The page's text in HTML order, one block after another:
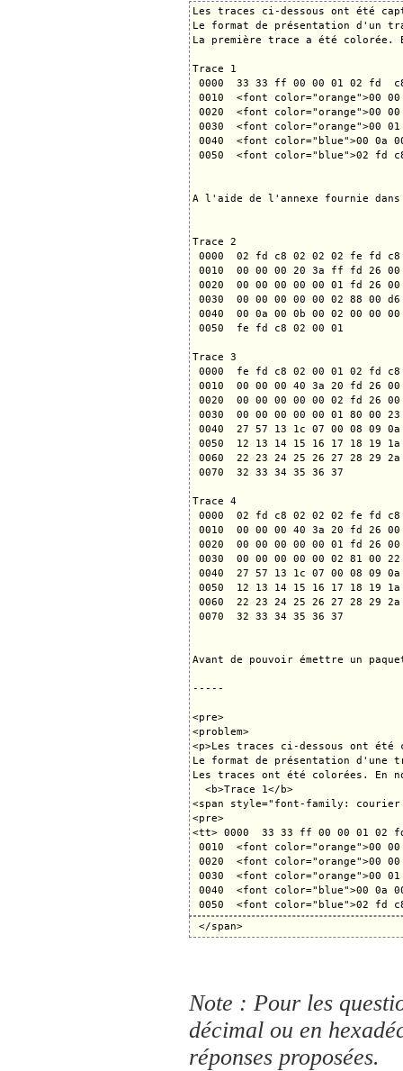
Les traces ci-dessous ont été
Le format de présentation d'un
La première trace a été
Trace 1
0000  33 33 ff 00 00 01 02 fd
0010  <font color="orange">00
0020  <font color="orange">00
0030  <font color="orange">00
0040  <font color="blue">00 0a
0050  <font color="blue">02 fd
A l'aide de l'annexe fournie dans
Trace 2
0000  02 fd c8 02 02 02 fe fd
0010  00 00 00 20 3a ff fd 26
0020  00 00 00 00 00 01 fd 26
0030  00 00 00 00 00 02 88 00
0040  00 0a 00 0b 00 02 00 00
0050  fe fd c8 02 00 01
Trace 3
0000  fe fd c8 02 00 01 02 fd
0010  00 00 00 40 3a 20 fd 26
0020  00 00 00 00 00 02 fd 26
0030  00 00 00 00 00 01 80 00
0040  27 57 13 1c 07 00 08 09
0050  12 13 14 15 16 17 18 19
0060  22 23 24 25 26 27 28 29
0070  32 33
Trace 4
0000  02 fd c8 02 02 02 fe fd
0010  00 00 00 40 3a 20 fd 26
0020  00 00 00 00 00 01 fd 26
0030  00 00 00 00 00 02 81 00
0040  27 57 13 1c 07 00 08 09
0050  12 13 14 15 16 17 18 19
0060  22 23 24 25 26 27 28 29
0070  32 33
Avant de pouvoir émettre un
-----
<pre>
<problem>
<p>Les traces ci-dessous ont été
Le format de présentation d'une
Les traces ont été colorées. En
  <b>Trace 1</b>
<span style="font-family: courier
<pre>
<tt> 0000  33 33 ff 00 00 01 02
0010  <font color="orange">00
0020  <font color="orange">00
0030  <font color="orange">00
0040  <font color="blue">00 0a
Note : Pour les
décimal ou en
réponses proposées.